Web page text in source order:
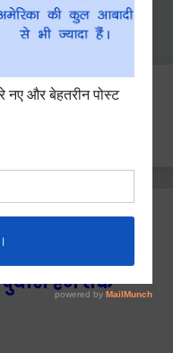
Learn how your
/ सेव करने के
हम तक